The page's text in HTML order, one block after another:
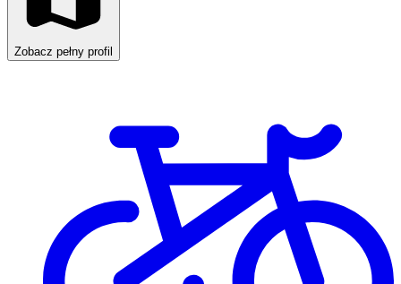
Zobacz pełny profil